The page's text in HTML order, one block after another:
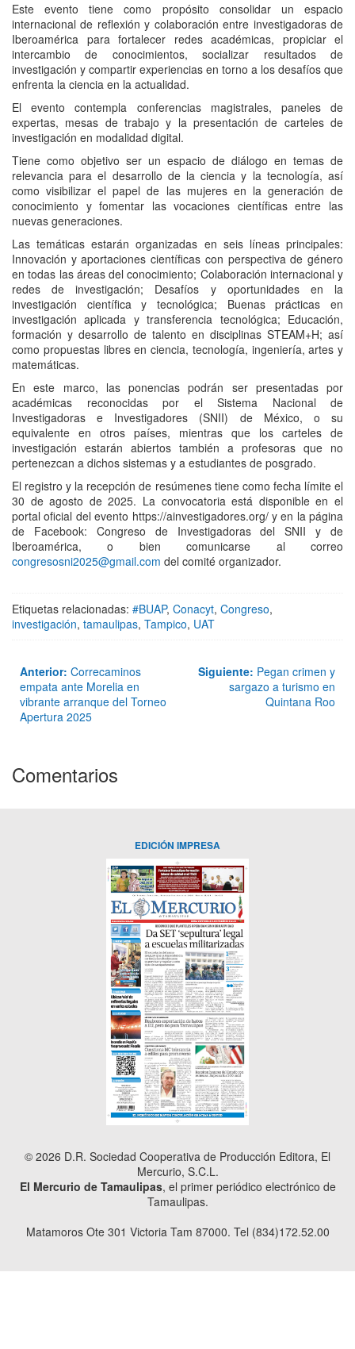
Este evento tiene como propósito consolidar un espacio
internacional de reflexión y colaboración entre investigadoras de
Iberoamérica para fortalecer redes académicas, propiciar el
intercambio de conocimientos, socializar resultados de
investigación y compartir experiencias en torno a los desafíos que
enfrenta la ciencia en la actualidad.
El evento contempla conferencias magistrales, paneles de
expertas, mesas de trabajo y la presentación de carteles de
investigación en modalidad digital.
Tiene como objetivo ser un espacio de diálogo en temas de
relevancia para el desarrollo de la ciencia y la tecnología, así
como visibilizar el papel de las mujeres en la generación de
conocimiento y fomentar las vocaciones científicas entre las
nuevas generaciones.
Las temáticas estarán organizadas en seis líneas principales:
Innovación y aportaciones científicas con perspectiva de género
en todas las áreas del conocimiento; Colaboración internacional y
redes de investigación; Desafíos y oportunidades en la
investigación científica y tecnológica; Buenas prácticas en
investigación aplicada y transferencia tecnológica; Educación,
formación y desarrollo de talento en disciplinas STEAM+H; así
como propuestas libres en ciencia, tecnología, ingeniería, artes y
matemáticas.
En este marco, las ponencias podrán ser presentadas por
académicas reconocidas por el Sistema Nacional de
Investigadoras e Investigadores (SNII) de México, o su
equivalente en otros países, mientras que los carteles de
investigación estarán abiertos también a profesoras que no
pertenezcan a dichos sistemas y a estudiantes de posgrado.
El registro y la recepción de resúmenes tiene como fecha límite el
30 de agosto de 2025. La convocatoria está disponible en el
portal oficial del evento https://ainvestigadores.org/ y en la página
de Facebook: Congreso de Investigadoras del SNII y de
Iberoamérica, o bien comunicarse al correo
congresosni2025@gmail.com del comité organizador.
Etiquetas relacionadas: #BUAP, Conacyt, Congreso,
investigación, tamaulipas, Tampico, UAT
Anterior: Correcaminos
empata ante Morelia en
vibrante arranque del Torneo
Apertura 2025
Siguiente: Pegan crimen y
sargazo a turismo en
Quintana Roo
Comentarios
EDICIÓN IMPRESA
© 2026 D.R. Sociedad Cooperativa de Producción Editora, El
Mercurio, S.C.L.
El Mercurio de Tamaulipas, el primer periódico electrónico de
Tamaulipas.
Matamoros Ote 301 Victoria Tam 87000. Tel (834)172.52.00